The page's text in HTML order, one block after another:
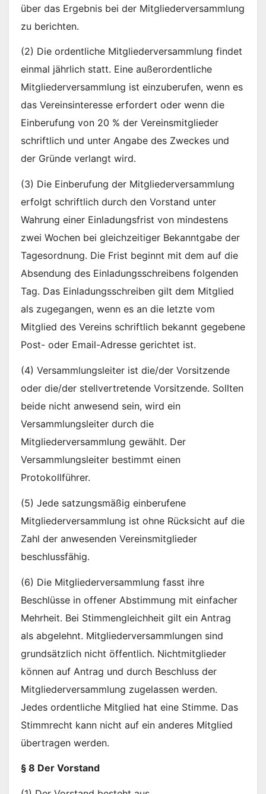
über das Ergebnis bei der Mitgliederversammlung
zu berichten.
(2) Die ordentliche Mitgliederversammlung findet
einmal jährlich statt. Eine außerordentliche
Mitgliederversammlung ist einzuberufen, wenn es
das Vereinsinteresse erfordert oder wenn die
Einberufung von 20 % der Vereinsmitglieder
schriftlich und unter Angabe des Zweckes und
der Gründe verlangt wird.
(3) Die Einberufung der Mitgliederversammlung
erfolgt schriftlich durch den Vorstand unter
Wahrung einer Einladungsfrist von mindestens
zwei Wochen bei gleichzeitiger Bekanntgabe der
Tagesordnung. Die Frist beginnt mit dem auf die
Absendung des Einladungsschreibens folgenden
Tag. Das Einladungsschreiben gilt dem Mitglied
als zugegangen, wenn es an die letzte vom
Mitglied des Vereins schriftlich bekannt gegebene
Post- oder Email-Adresse gerichtet ist.
(4) Versammlungsleiter ist die/der Vorsitzende
oder die/der stellvertretende Vorsitzende. Sollten
beide nicht anwesend sein, wird ein
Versammlungsleiter durch die
Mitgliederversammlung gewählt. Der
Versammlungsleiter bestimmt einen
Protokollführer.
(5) Jede satzungsmäßig einberufene
Mitgliederversammlung ist ohne Rücksicht auf die
Zahl der anwesenden Vereinsmitglieder
beschlussfähig.
(6) Die Mitgliederversammlung fasst ihre
Beschlüsse in offener Abstimmung mit einfacher
Mehrheit. Bei Stimmengleichheit gilt ein Antrag
als abgelehnt. Mitgliederversammlungen sind
grundsätzlich nicht öffentlich. Nichtmitglieder
können auf Antrag und durch Beschluss der
Mitgliederversammlung zugelassen werden.
Jedes ordentliche Mitglied hat eine Stimme. Das
Stimmrecht kann nicht auf ein anderes Mitglied
übertragen werden.
§ 8 Der Vorstand